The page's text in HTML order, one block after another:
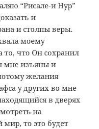
“Рисале-и Нур”
и
и столпы веры.
моему
то, что Он сохранил
мне изъяны и
желания
у других во мне
в дверях
на
то это будет